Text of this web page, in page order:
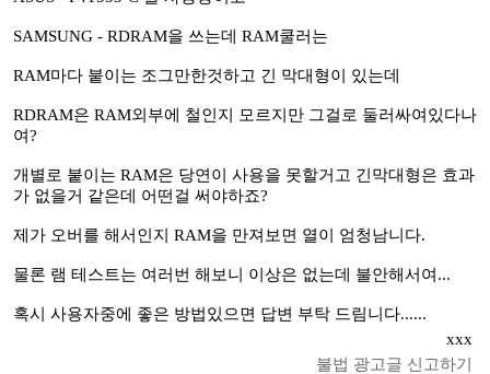
SAMSUNG - RDRAM을 쓰는데 RAM쿨러는
RAM마다 붙이는 조그만한것하고 긴 막대형이 있는데
RDRAM은 RAM외부에 철인지 모르지만 그걸로 둘러싸여있다나
여?
개별로 붙이는 RAM은 당연이 사용을 못할거고 긴막대형은 효과
가 없을거 같은데 어떤걸 써야하죠?
제가 오버를 해서인지 RAM을 만져보면 열이 엄청남니다.
물론 램 테스트는 여러번 해보니 이상은 없는데 불안해서여...
혹시 사용자중에 좋은 방법있으면 답변 부탁 드림니다......
xxx
불법 광고글 신고하기